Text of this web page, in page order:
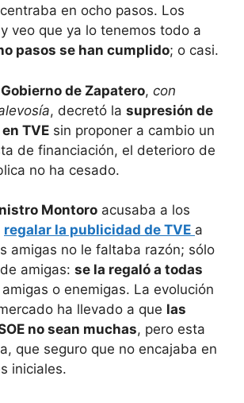
en ocho pasos. Los
veo que ya lo tenemos todo a
pasos se han cumplido; o casi.
Gobierno de Zapatero, con
, decretó la supresión de
TVE sin proponer a cambio un
de financiación, el deterioro de
no ha cesado.
Montoro acusaba a los
regalar la publicidad de TVE a
amigas no le faltaba razón; sólo
amigas: se la regaló a todas
amigas o enemigas. La evolución
ha llevado a que las
no sean muchas, pero esta
que seguro que no encajaba en
iniciales.